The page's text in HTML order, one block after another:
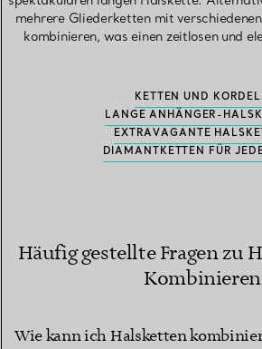
mehrere Gliederketten mit
kombinieren, was einen zeitlosen und
KETTEN UND
LANGE ANHÄNGER-
EXTRAVAGANTE
DIAMANTKETTEN FÜR
Häufig gestellte Fragen zu
Kombinieren
Wie kann ich Halsketten